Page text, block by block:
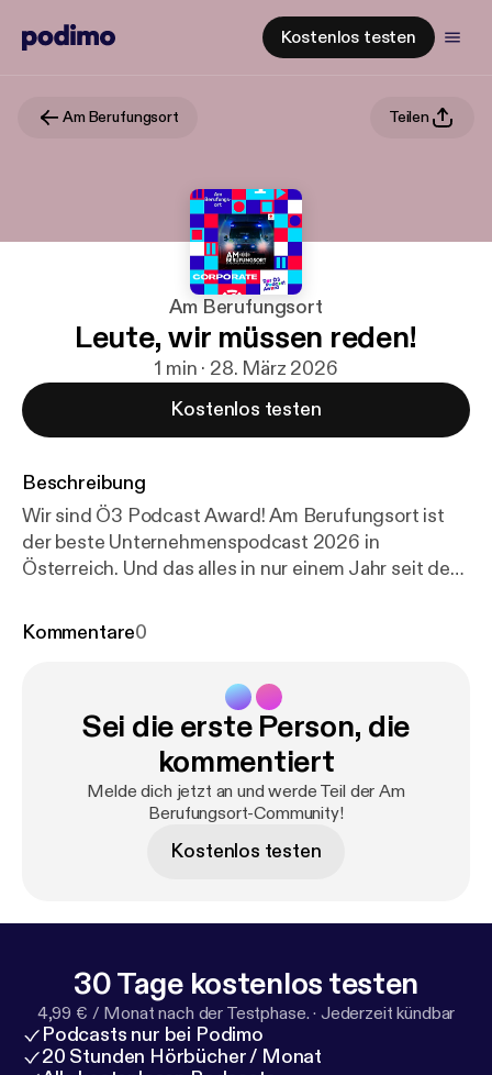
Kostenlos testen
Am Berufungsort Teilen
Am Berufungsort
Leute, wir müssen reden!
1 min · 28. März 2026
Kostenlos testen
Beschreibung
Wir sind Ö3 Podcast Award! Am Berufungsort ist
der beste Unternehmenspodcast 2026 in
Österreich. Und das alles in nur einem Jahr seit dem
gemacht habt!
Kommentare0
Sei die erste Person, die
kommentiert
Melde dich jetzt an und werde Teil der Am
Berufungsort-Community!
Kostenlos testen
30 Tage kostenlos testen
4,99 € / Monat nach der Testphase. · Jederzeit kündbar
Podcasts nur bei Podimo
20 Stunden Hörbücher / Monat